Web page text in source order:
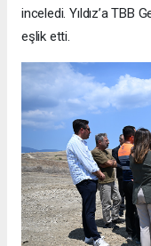
inceledi. Yıldız’a TBB
eşlik etti.